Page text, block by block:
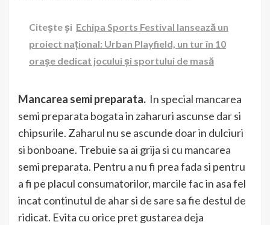
Citește și Echipa Sports Festival lansează un
proiect național: Urban Playfield, un tur în 10
orașe dedicat jocului și sportului de masă
Mancarea semi preparata. In special mancarea
semi preparata bogata in zaharuri ascunse dar si
chipsurile. Zaharul nu se ascunde doar in dulciuri
si bonboane. Trebuie sa ai grija si cu mancarea
semi preparata. Pentru a nu fi prea fada si pentru
a fi pe placul consumatorilor, marcile fac in asa fel
incat continutul de ahar si de sare sa fie destul de
ridicat. Evita cu orice pret gustarea deja